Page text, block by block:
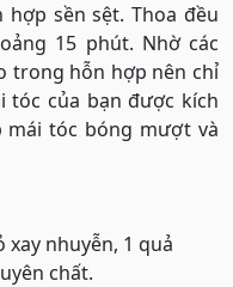
sền sệt. Thoa đều
15 phút. Nhờ các
trong hỗn hợp nên chỉ
tóc của bạn được kích
tóc bóng mượt và
xay nhuyễn, 1 quả
chất.